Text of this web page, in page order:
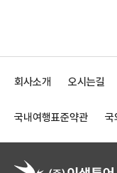
회사소개 오시는길
국내여행표준약관 국